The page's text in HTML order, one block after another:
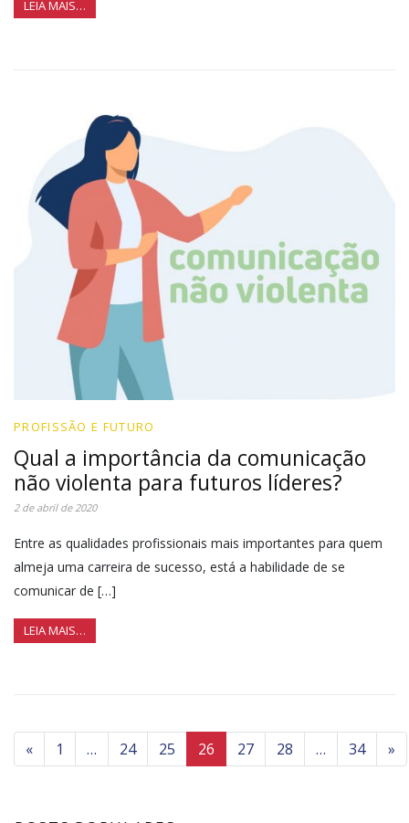
LEIA MAIS…
PROFISSÃO E FUTURO
Qual a importância da comunicação
não violenta para futuros líderes?
2 de abril de 2020
Entre as qualidades profissionais mais importantes para quem
almeja uma carreira de sucesso, está a habilidade de se
comunicar de […]
LEIA MAIS…
« 1 … 24 25 26 27 28 … 34 »